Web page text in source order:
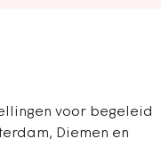
voor begeleid
Diemen en